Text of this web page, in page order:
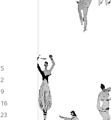
S
2
9
16
23